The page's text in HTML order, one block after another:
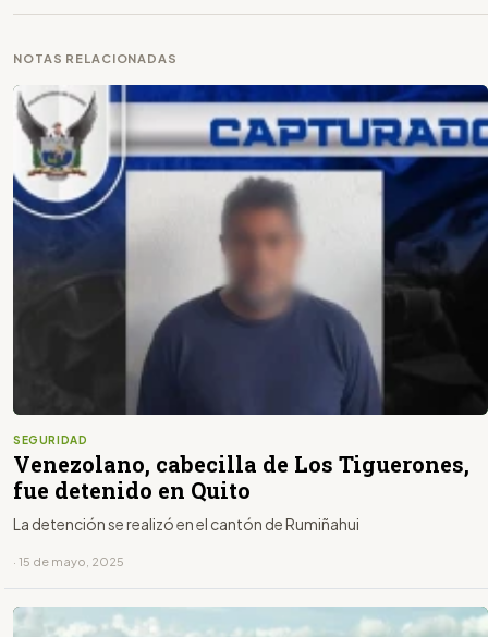
NOTAS RELACIONADAS
SEGURIDAD
Venezolano, cabecilla de Los Tiguerones,
fue detenido en Quito
La detención se realizó en el cantón de Rumiñahui
· 15 de mayo, 2025